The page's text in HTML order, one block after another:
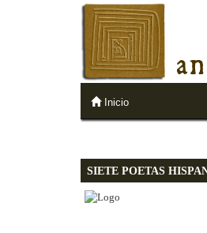
Inicio
SIETE POETAS